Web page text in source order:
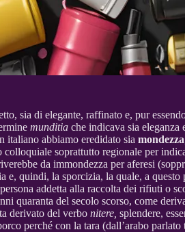
sia di elegante, raffinato e, pur
munditia che indicava sia eleganza
italiano abbiamo eredidato sia mondezza
soprattutto regionale per
da immondezza per aferesi
e, quindi, la sporcizia, la quale, a questo
addetta alla raccolta dei rifiuti o
quaranta del secolo scorso, come
derivato del verbo nitere, splendere,
perché con la tara (dall’arabo